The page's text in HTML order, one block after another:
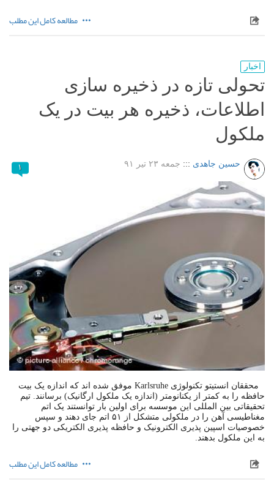
مطالعه کامل این مطلب
اخبار
تحولی تازه در ذخیره سازی
اطلاعات، ذخیره هر بیت در یک
ملکول
حسین جاهدی ::: جمعه ۲۳ تیر ۹۱ ۱
محققان انستیتو تکنولوژی Karlsruhe موفق شده اند که اندازه یک بیت
حافظه را به کمتر از یکنانومتر (اندازه یک ملکول ارگانیک) برسانند. تیم
تحقیقاتی بین المللی این موسسه برای اولین بار توانستند یک اتم
مغناطیسی آهن را در ملکولی متشکل از ۵۱ اتم جای دهند و سپس
خصوصیات اسپین پذیری الکترونیک و حافظه پذیری الکتریکی دو جهتی را
به این ملکول بدهند.
مطالعه کامل این مطلب